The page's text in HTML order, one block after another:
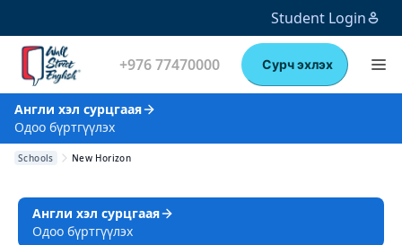
Student Login
+976 77470000 Сурч эхлэх
Англи хэл сурцгаая
Одоо бүртгүүлэх
Schools New Horizon
Англи хэл сурцгаая
Одоо бүртгүүлэх